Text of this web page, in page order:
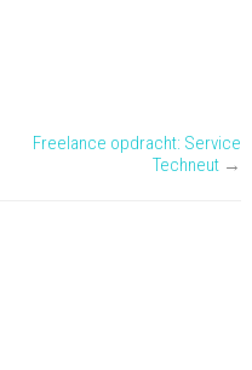
Freelance opdracht: Service
Techneut →